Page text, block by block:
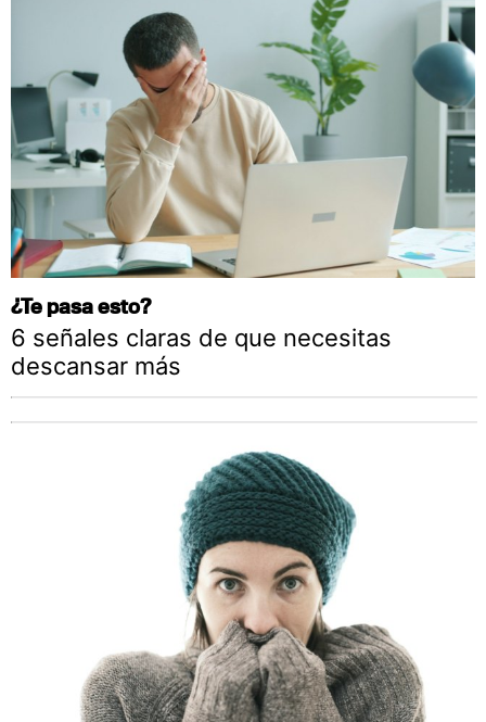
¿Te pasa esto?
6 señales claras de que necesitas
descansar más